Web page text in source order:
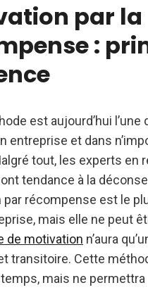
par la
:
est aujourd’hui l’une
entreprise et dans
tout, les experts en
tendance à la
par récompense est le
mais elle ne peut
de motivation n’aura
transitoire. Cette
mais ne permettra